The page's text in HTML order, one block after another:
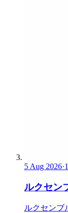
5 Aug 2026·
ルクセン
ルクセンブ